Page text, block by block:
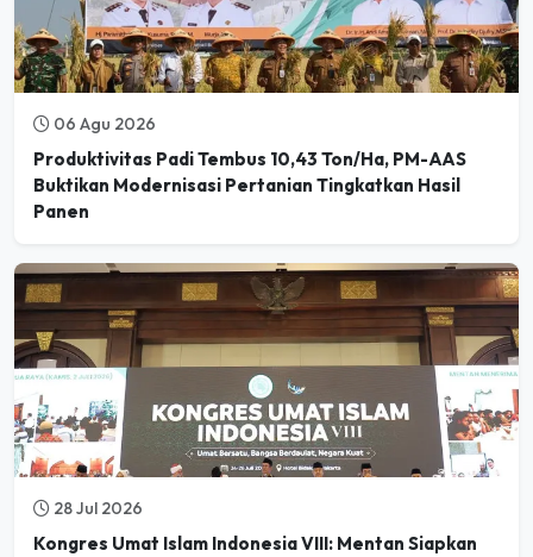
06 Agu 2026
Produktivitas Padi Tembus 10,43 Ton/Ha, PM-AAS
Buktikan Modernisasi Pertanian Tingkatkan Hasil
Panen
28 Jul 2026
Kongres Umat Islam Indonesia VIII: Mentan Siapkan